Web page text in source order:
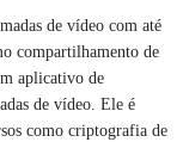
de vídeo com até
compartilhamento de
aplicativo de
de vídeo. Ele é
como criptografia de